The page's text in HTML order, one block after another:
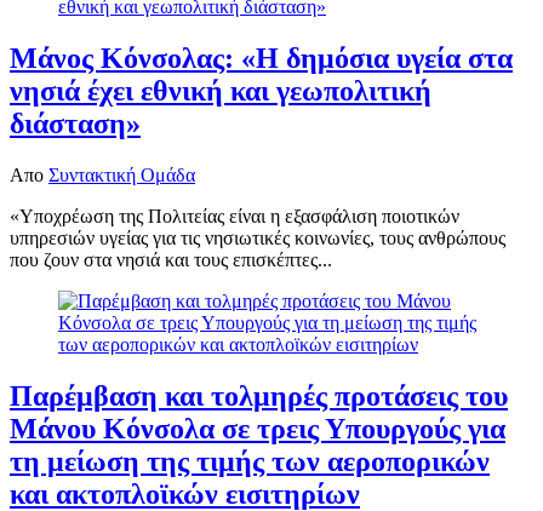
Μάνος Κόνσολας: «Η δημόσια υγεία στα
νησιά έχει εθνική και γεωπολιτική
διάσταση»
Απο Συντακτική Ομάδα
«Υποχρέωση της Πολιτείας είναι η εξασφάλιση ποιοτικών
υπηρεσιών υγείας για τις νησιωτικές κοινωνίες, τους ανθρώπους
που ζουν στα νησιά και τους επισκέπτες...
Παρέμβαση και τολμηρές προτάσεις του
Μάνου Κόνσολα σε τρεις Υπουργούς για
τη μείωση της τιμής των αεροπορικών
και ακτοπλοϊκών εισιτηρίων